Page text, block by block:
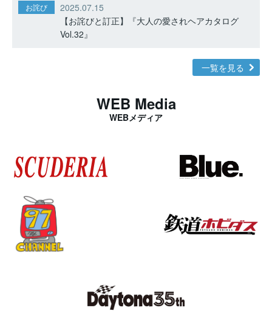
お詫び
2025.07.15
【お詫びと訂正】『大人の愛されヘアカタログ
Vol.32』
一覧を見る
WEB Media
WEBメディア